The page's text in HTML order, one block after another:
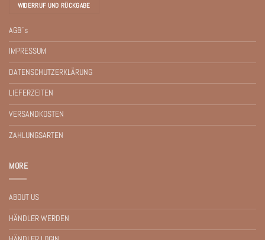
WIDERRUF UND RÜCKGABE
AGB´s
IMPRESSUM
DATENSCHUTZERKLÄRUNG
LIEFERZEITEN
VERSANDKOSTEN
ZAHLUNGSARTEN
MORE
ABOUT US
HÄNDLER WERDEN